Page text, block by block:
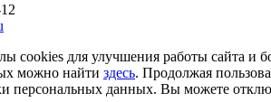
cookies для улучшения работы сайта и
можно найти здесь. Продолжая
персональных данных. Вы можете